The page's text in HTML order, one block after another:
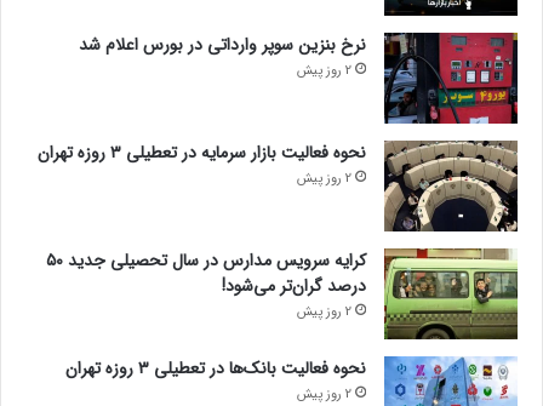
نرخ بنزین سوپر وارداتی در بورس اعلام شد
2 روز پیش
نحوه فعالیت بازار سرمایه در تعطیلی ۳ روزه تهران
2 روز پیش
کرایه سرویس مدارس در سال تحصیلی جدید ۵۰
درصد گران‌تر می‌شود!
2 روز پیش
نحوه فعالیت بانک‌ها در تعطیلی ۳ روزه تهران
2 روز پیش